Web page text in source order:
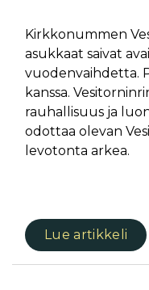
Kirkkonummen
asukkaat saivat
vuodenvaihdetta.
kanssa.
rauhallisuus ja
odottaa olevan
levotonta arkea.
Lue artikkeli